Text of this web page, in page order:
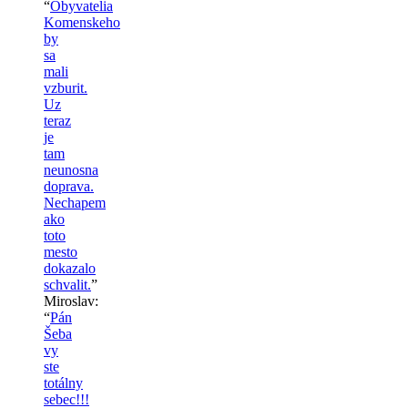
“Obyvatelia
Komenskeho
by
sa
mali
vzburit.
Uz
teraz
je
tam
neunosna
doprava.
Nechapem
ako
toto
mesto
dokazalo
schvalit.”
Miroslav:
“Pán
Šeba
vy
ste
totálny
sebec!!!